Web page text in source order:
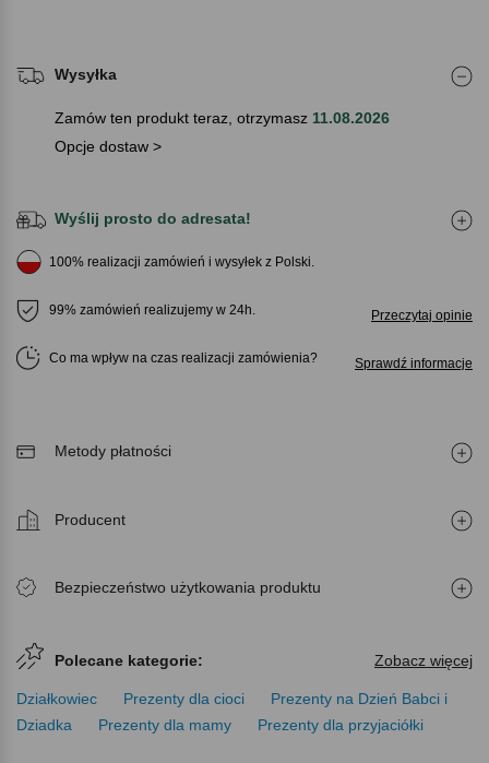
Wysyłka
Zamów ten produkt teraz, otrzymasz 11.08.2026
Opcje dostaw >
Wyślij prosto do adresata!
100% realizacji zamówień i wysyłek z Polski.
99% zamówień realizujemy w 24h. Przeczytaj opinie
Co ma wpływ na czas realizacji zamówienia Sprawdź informacje
Metody płatności
Producent
Bezpieczeństwo użytkowania produktu
Polecane kategorie: Zobacz więcej
Działkowiec Prezenty dla cioci
Prezenty na Dzień Babci i
Dziadka
Prezenty dla mamy Prezenty dla przyjaciółki